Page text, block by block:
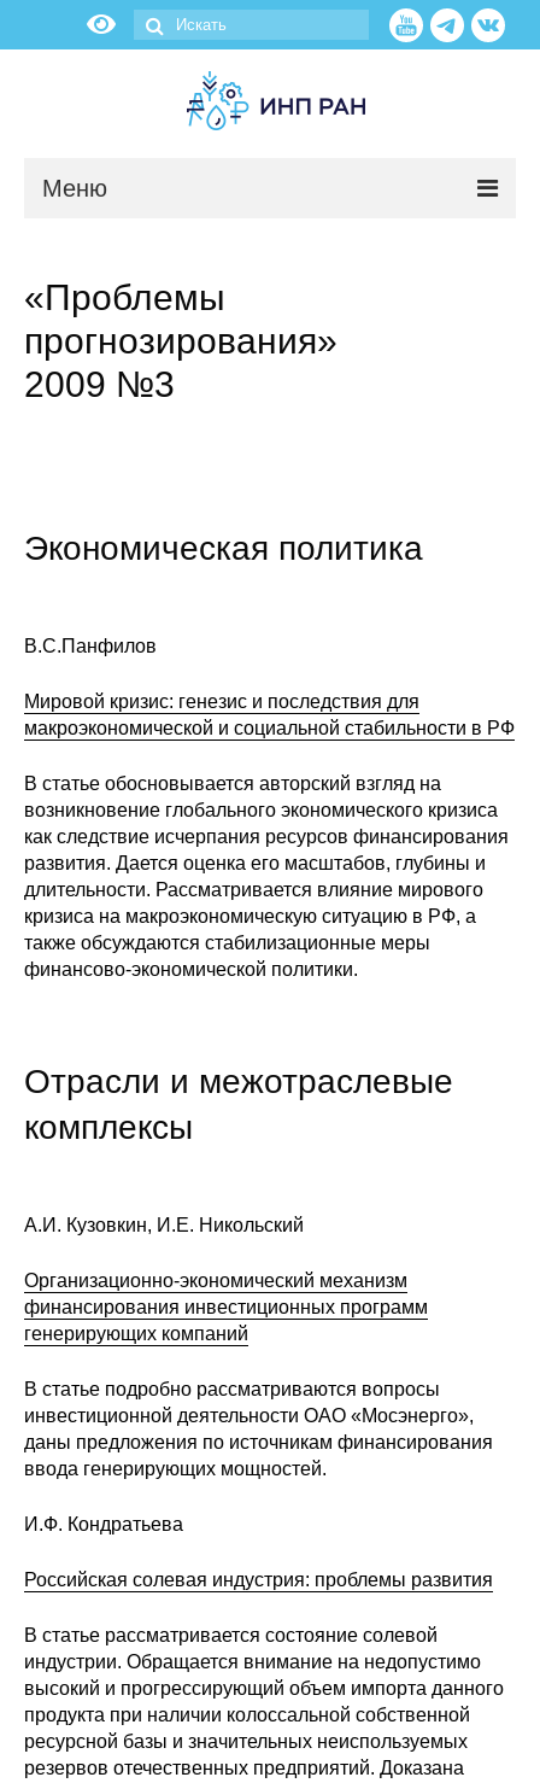
Меню
О нас
Об институте
Сотрудники
Материалы для СМИ
Публикации
Научная жизнь
Издания
Проблемы прогнозирования
Общие требования
Стандарты оформления
Научные труды
О журнале
Выпуски
Редакционная этика
Информация для авторов
Стандарты оформления
Семинары
«Проблемы
прогнозирования»
2009 №3
Экономическая политика
В.С.Панфилов
Мировой кризис: генезис и последствия для
макроэкономической и социальной стабильности в РФ
В статье обосновывается авторский взгляд на
возникновение глобального экономического кризиса
как следствие исчерпания ресурсов финансирования
развития. Дается оценка его масштабов, глубины и
длительности. Рассматривается влияние мирового
кризиса на макроэкономическую ситуацию в РФ, а
также обсуждаются стабилизационные меры
финансово-экономической политики.
Отрасли и межотраслевые
комплексы
А.И. Кузовкин, И.Е. Никольский
Организационно-экономический механизм
финансирования инвестиционных программ
генерирующих компаний
В статье подробно рассматриваются вопросы
инвестиционной деятельности ОАО «Мосэнерго»,
даны предложения по источникам финансирования
ввода генерирующих мощностей.
И.Ф. Кондратьева
Российская солевая индустрия: проблемы развития
В статье рассматривается состояние солевой
индустрии. Обращается внимание на недопустимо
высокий и прогрессирующий объем импорта данного
продукта при наличии колоссальной собственной
ресурсной базы и значительных неиспользуемых
резервов отечественных предприятий. Доказана